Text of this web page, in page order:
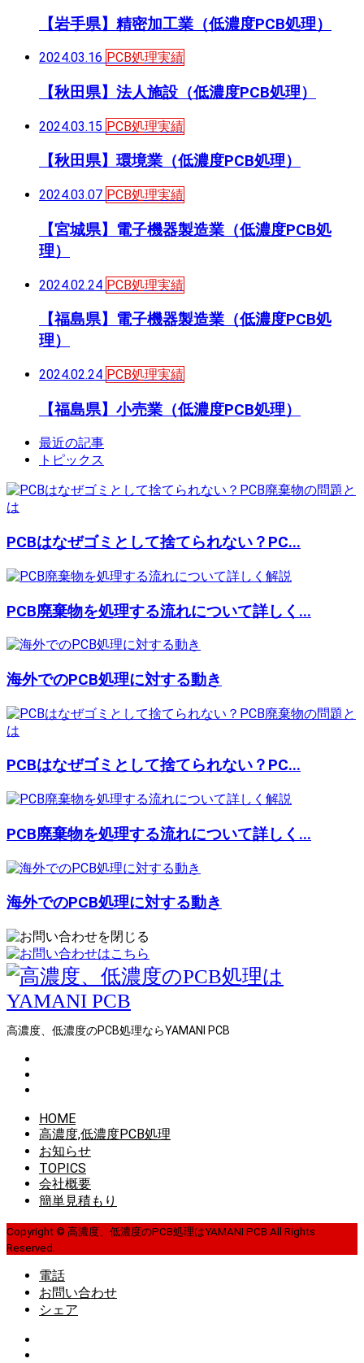
【岩手県】精密加工業（低濃度PCB処理）
2024.03.16 PCB処理実績
【秋田県】法人施設（低濃度PCB処理）
2024.03.15 PCB処理実績
【秋田県】環境業（低濃度PCB処理）
2024.03.07 PCB処理実績
【宮城県】電子機器製造業（低濃度PCB処
理）
2024.02.24 PCB処理実績
【福島県】電子機器製造業（低濃度PCB処
理）
2024.02.24 PCB処理実績
【福島県】小売業（低濃度PCB処理）
最近の記事
トピックス
PCBはなぜゴミとして捨てられない？PC...
PCB廃棄物を処理する流れについて詳しく...
海外でのPCB処理に対する動き
PCBはなぜゴミとして捨てられない？PC...
PCB廃棄物を処理する流れについて詳しく...
海外でのPCB処理に対する動き
高濃度、低濃度のPCB処理ならYAMANI PCB
HOME
高濃度,低濃度PCB処理
お知らせ
TOPICS
会社概要
簡単見積もり
Copyright © 高濃度、低濃度のPCB処理はYAMANI PCB All Rights
Reserved.
電話
お問い合わせ
シェア